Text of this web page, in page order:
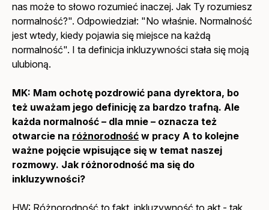
nas może to słowo rozumieć inaczej. Jak Ty rozumiesz
normalność?". Odpowiedział: "No właśnie. Normalność
jest wtedy, kiedy pojawia się miejsce na każdą
normalność". I ta definicja inkluzywności stała się moją
ulubioną.
MK: Mam ochotę pozdrowić pana dyrektora, bo
też uważam jego definicję za bardzo trafną. Ale
każda normalność – dla mnie – oznacza też
otwarcie na różnorodność w pracy A to kolejne
ważne pojęcie wpisujące się w temat naszej
rozmowy. Jak różnorodność ma się do
inkluzywności?